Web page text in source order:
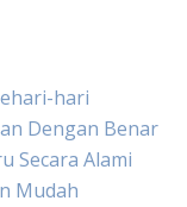
hari
Dengan Benar
Secara Alami
Mudah